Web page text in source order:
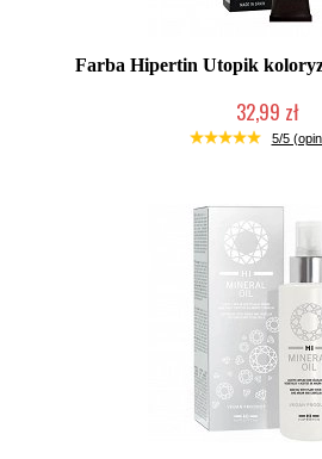
Farba Hipertin Utopik
32,99 zł
Duża ilość (wysyłka w
5/5